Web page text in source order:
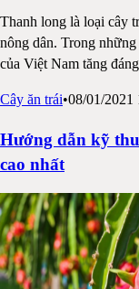
Thanh long là loại cây
nông dân. Trong
của Việt Nam tăng
Cây ăn trái•08/01/2021
Hướng dẫn kỹ
cao nhất